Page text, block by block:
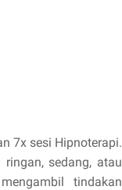
7x sesi Hipnoterapi.
sedang, atau
tindakan